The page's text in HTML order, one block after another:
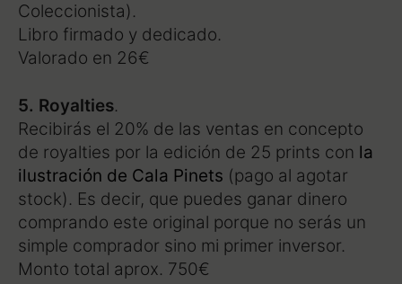
Coleccionista).
Libro firmado y dedicado.
Valorado en 26€
5. Royalties.
Recibirás el 20% de las ventas en concepto
de royalties por la edición de 25 prints con la
ilustración de Cala Pinets (pago al agotar
stock). Es decir, que puedes ganar dinero
comprando este original porque no serás un
simple comprador sino mi primer inversor.
Monto total aprox. 750€